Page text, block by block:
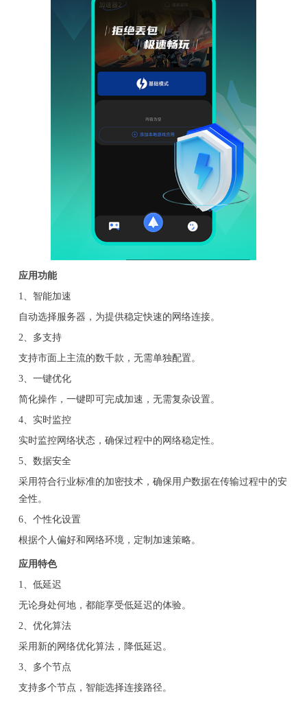
应用功能
1、智能加速
自动选择服务器，为提供稳定快速的网络连接。
2、多支持
支持市面上主流的数千款，无需单独配置。
3、一键优化
简化操作，一键即可完成加速，无需复杂设置。
4、实时监控
实时监控网络状态，确保过程中的网络稳定性。
5、数据安全
采用符合行业标准的加密技术，确保用户数据在传输过程中的安
全性。
6、个性化设置
根据个人偏好和网络环境，定制加速策略。
应用特色
1、低延迟
无论身处何地，都能享受低延迟的体验。
2、优化算法
采用新的网络优化算法，降低延迟。
3、多个节点
支持多个节点，智能选择连接路径。